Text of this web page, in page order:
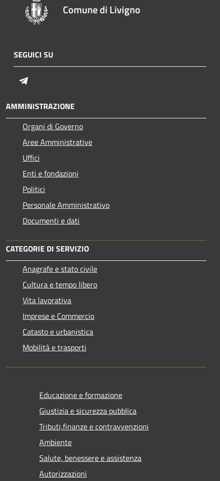
Comune di Livigno
SEGUICI SU
AMMINISTRAZIONE
Organi di Governo
Aree Amministrative
Uffici
Enti e fondazioni
Politici
Personale Amministrativo
Documenti e dati
CATEGORIE DI SERVIZIO
Anagrafe e stato civile
Cultura e tempo libero
Vita lavorativa
Imprese e Commercio
Catasto e urbanistica
Mobilità e trasporti
Educazione e formazione
Giustizia e sicurezza pubblica
Tributi,finanze e contravvenzioni
Ambiente
Salute, benessere e assistenza
Autorizzazioni